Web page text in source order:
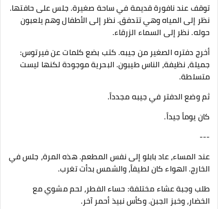
توقف عند نافورة قديمة في ساحة صغيرة. جلس على حافتها.
نظر إلى المياه وهي تتدفق. نظر إلى الأطفال وهم يلعبون
حوله. نظر إلى السماء الزرقاء.
أخرج دفتره الصغير من جيبه. كتب بضع كلمات عن فيرتوس:
جميلة، نظيفة، الناس طيبون. البحرية موجودة لكنها ليست
متسلطة.
ثم وضع الدفتر في جيبه مجدداً.
كان يوماً جيداً.
---
عند المساء، عاد بابلو إلى نفس المطعم. هذه المرة، جلس في
الخارج. الهواء كان لطيفاً، والشمس بدأت تغرب.
طلب وجبة عشاء مختلفة: حساء الفطر، لحم مشوي مع
الخضار، وخبز الجبن. وكأس نبيذ أحمر آخر.